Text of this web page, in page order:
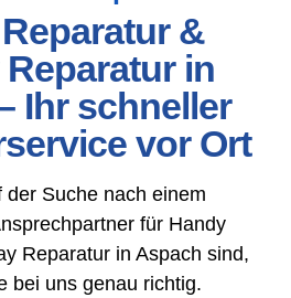
&
in
Ihr schneller
vor Ort
der Suche nach einem
für Handy
Reparatur in Aspach sind,
bei uns genau richtig.